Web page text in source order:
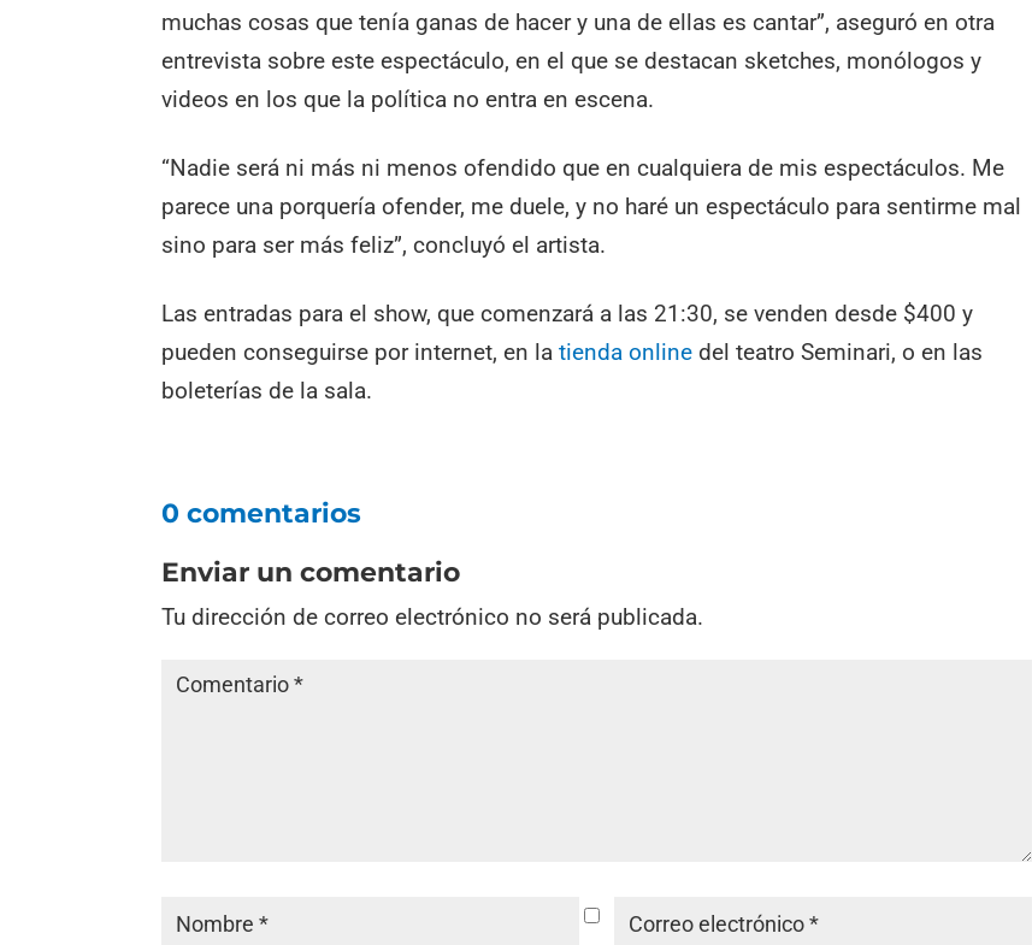
muchas cosas que tenía ganas de hacer y una de ellas es cantar”, aseguró en otra
entrevista sobre este espectáculo, en el que se destacan sketches, monólogos y
videos en los que la política no entra en escena.
“Nadie será ni más ni menos ofendido que en cualquiera de mis espectáculos. Me
parece una porquería ofender, me duele, y no haré un espectáculo para sentirme mal
sino para ser más feliz”, concluyó el artista.
Las entradas para el show, que comenzará a las 21:30, se venden desde $400 y
pueden conseguirse por internet, en latienda online del teatro Seminari, o en las
boleterías de la sala.
0 comentarios
Enviar un comentario
Tu dirección de correo electrónico no será publicada.